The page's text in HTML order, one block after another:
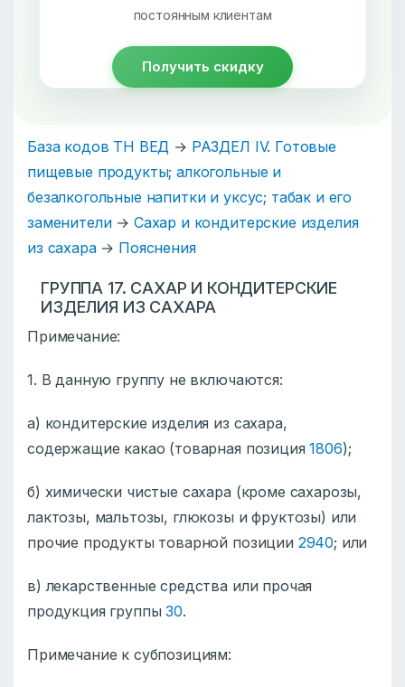
постоянным клиентам
Получить скидку
База кодов ТН ВЕД → РАЗДЕЛ IV. Готовые
пищевые продукты; алкогольные и
безалкогольные напитки и уксус; табак и его
заменители→ Сахар и кондитерские изделия
из сахара→ Пояснения
ГРУППА 17. САХАР И КОНДИТЕРСКИЕ
ИЗДЕЛИЯ ИЗ САХАРА
Примечание:
1. В данную группу не включаются:
а) кондитерские изделия из сахара,
содержащие какао (товарная позиция1806);
б) химически чистые сахара (кроме сахарозы,
лактозы, мальтозы, глюкозы и фруктозы) или
прочие продукты товарной позиции 2940; или
в) лекарственные средства или прочая
продукция группы30.
Примечание к субпозициям: